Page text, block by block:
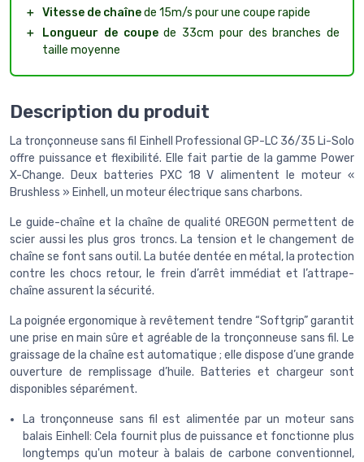
＋ Vitesse de chaînede 15m/s pour une coupe rapide
＋
Longueur de coupede 33cm pour des branches de
taille moyenne
Description du produit
La tronçonneuse sans fil Einhell Professional GP-LC 36/35 Li-Solo
offre puissance et flexibilité. Elle fait partie de la gamme Power
X-Change. Deux batteries PXC 18 V alimentent le moteur «
Brushless » Einhell, un moteur électrique sans charbons.
Le guide-chaîne et la chaîne de qualité OREGON permettent de
scier aussi les plus gros troncs. La tension et le changement de
chaîne se font sans outil. La butée dentée en métal, la protection
contre les chocs retour, le frein d’arrêt immédiat et l’attrape-
chaîne assurent la sécurité.
La poignée ergonomique à revêtement tendre “Softgrip” garantit
une prise en main sûre et agréable de la tronçonneuse sans fil. Le
graissage de la chaîne est automatique ; elle dispose d’une grande
ouverture de remplissage d’huile. Batteries et chargeur sont
disponibles séparément.
La tronçonneuse sans fil est alimentée par un moteur sans
balais Einhell: Cela fournit plus de puissance et fonctionne plus
longtemps qu'un moteur à balais de carbone conventionnel,